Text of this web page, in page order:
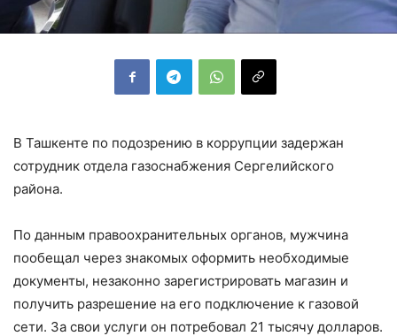
В Ташкенте по подозрению в коррупции задержан
сотрудник отдела газоснабжения Сергелийского
района.
По данным правоохранительных органов, мужчина
пообещал через знакомых оформить необходимые
документы, незаконно зарегистрировать магазин и
получить разрешение на его подключение к газовой
сети. За свои услуги он потребовал 21 тысячу долларов.